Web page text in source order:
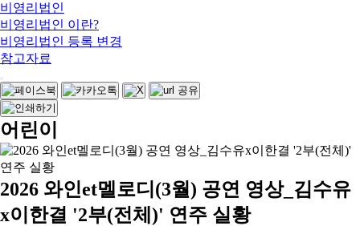
비영리법인
비영리법인 이란?
비영리법인 등록 변경
참고자료
어린이
2026 와인et멜로디(3월) 공연 영상_김수유
x이한결 '2부(전체)' 연주 실황